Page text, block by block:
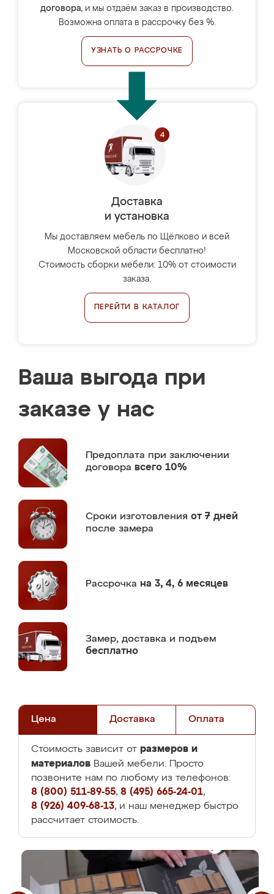
договора, и мы отдаём заказ в производство.
Возможна оплата в рассрочку без %.
УЗНАТЬ О РАССРОЧКЕ
Доставка
и установка
Мы доставляем мебель по Щёлково и всей
Московской области бесплатно!
Стоимость сборки мебели: 10% от стоимости
заказа.
ПЕРЕЙТИ В КАТАЛОГ
Ваша выгода при
заказе у нас
Предоплата при заключении
договора всего 10%
Сроки изготовления от 7 дней
после замера
Рассрочка на 3, 4, 6 месяцев
Замер, доставка и подъем
бесплатно
Цена Доставка Оплата
Стоимость зависит от размеров и
материалов Вашей мебели. Просто
позвоните нам по любому из телефонов:
8 (800) 511-89-55, 8 (495) 665-24-01,
8 (926) 409-68-13, и наш менеджер быстро
рассчитает стоимость.